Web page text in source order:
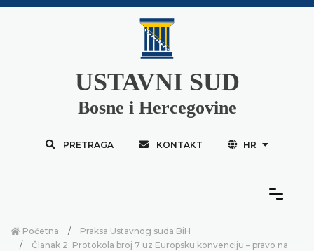
USTAVNI SUD
Bosne i Hercegovine
PRETRAGA KONTAKT HR
Početna
Praksa Ustavnog suda BiH
Članak 2. Protokola broj 7 uz Europsku konvenciju – pravo na